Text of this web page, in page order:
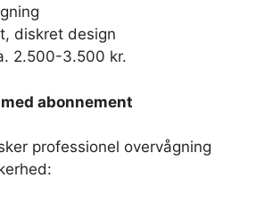
diskret design
2.500-3.500 kr.
abonnement
professionel overvågning